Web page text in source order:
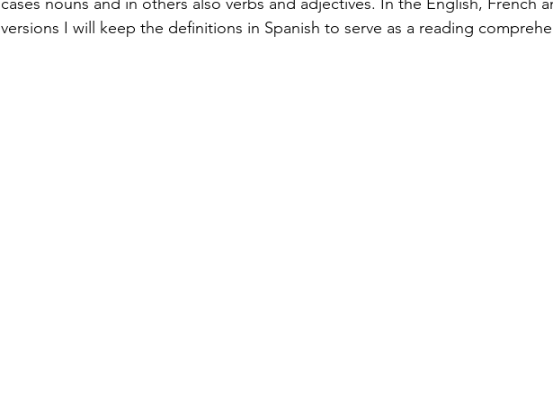
versions I will keep the definitions in Spanish to serve as a reading